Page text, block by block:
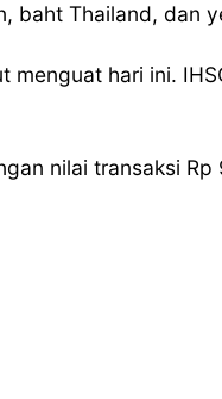
baht Thailand, dan
hari ini.
nilai transaksi